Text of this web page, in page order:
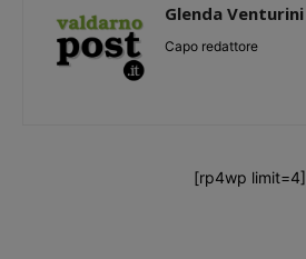
Glenda Venturini
Capo redattore
[rp4wp limit=4]